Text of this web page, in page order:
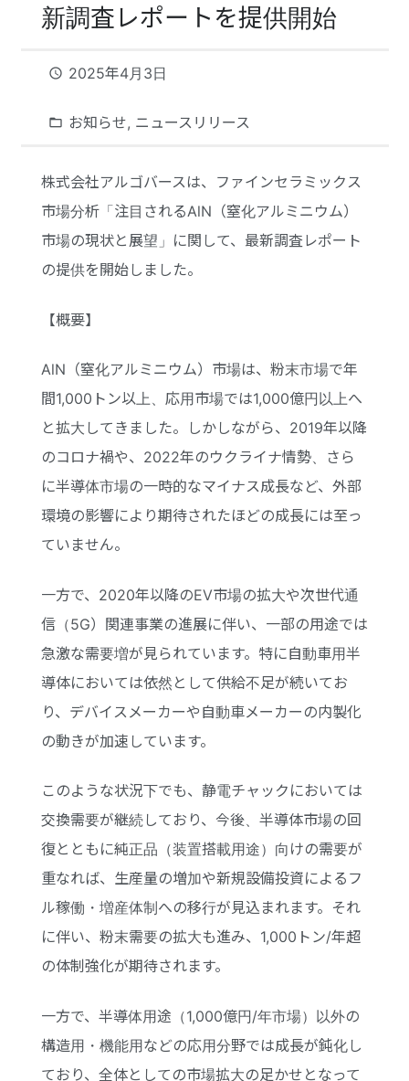
新調査レポートを提供開始
access_time 2025年4月3日
folder_open お知らせ, ニュースリリース
株式会社アルゴバースは、ファインセラミックス
市場分析「注目されるAlN（窒化アルミニウム）
市場の現状と展望」に関して、最新調査レポート
の提供を開始しました。
【概要】
AlN（窒化アルミニウム）市場は、粉末市場で年
間1,000トン以上、応用市場では1,000億円以上へ
と拡大してきました。しかしながら、2019年以降
のコロナ禍や、2022年のウクライナ情勢、さら
に半導体市場の一時的なマイナス成長など、外部
環境の影響により期待されたほどの成長には至っ
ていません。
一方で、2020年以降のEV市場の拡大や次世代通
信（5G）関連事業の進展に伴い、一部の用途では
急激な需要増が見られています。特に自動車用半
導体においては依然として供給不足が続いてお
り、デバイスメーカーや自動車メーカーの内製化
の動きが加速しています。
このような状況下でも、静電チャックにおいては
交換需要が継続しており、今後、半導体市場の回
復とともに純正品（装置搭載用途）向けの需要が
重なれば、生産量の増加や新規設備投資によるフ
ル稼働・増産体制への移行が見込まれます。それ
に伴い、粉末需要の拡大も進み、1,000トン/年超
の体制強化が期待されます。
一方で、半導体用途（1,000億円/年市場）以外の
構造用・機能用などの応用分野では成長が鈍化し
ており、全体としての市場拡大の足かせとなって